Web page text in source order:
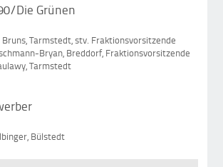
Die Grünen
Tarmstedt, stv. Fraktionsvorsitzende
Bryan, Breddorf, Fraktionsvorsitzende
Tarmstedt
Bülstedt